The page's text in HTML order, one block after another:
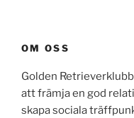
OM OSS
Golden
att främja en god
skapa sociala